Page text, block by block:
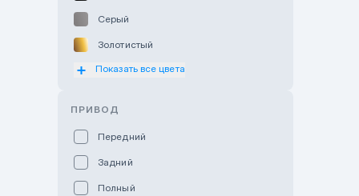
Серый
Золотистый
Оранжевый
Показать все цвета
ПРИВОД
Передний
Задний
Полный